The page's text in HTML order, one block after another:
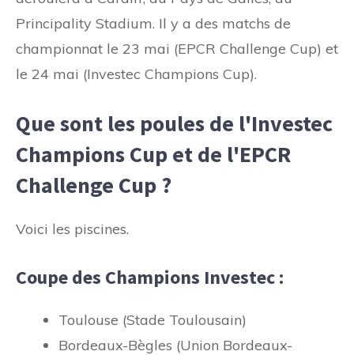
Principality Stadium. Il y a des matchs de
championnat le 23 mai (EPCR Challenge Cup) et
le 24 mai (Investec Champions Cup).
Que sont les poules de l'Investec
Champions Cup et de l'EPCR
Challenge Cup ?
Voici les piscines.
Coupe des Champions Investec :
Toulouse (Stade Toulousain)
Bordeaux-Bègles (Union Bordeaux-